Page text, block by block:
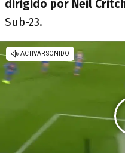
dirigido por Neil
Sub-23.